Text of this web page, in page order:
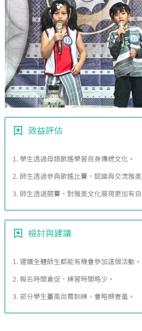
效益評估
1. 學生透過母語歌謠學習自身傳統文化。
2. 師生透過參與歌謠比賽，認識與交流雅美
3. 師生透過競賽，對雅美文化展現更加有自
檢討與建議
1. 建議全體師生都能有機會參加這個活動。
2. 報名時間倉促，練習時間略少。
3. 部分學生臺風尚需訓練，會略顯害羞。